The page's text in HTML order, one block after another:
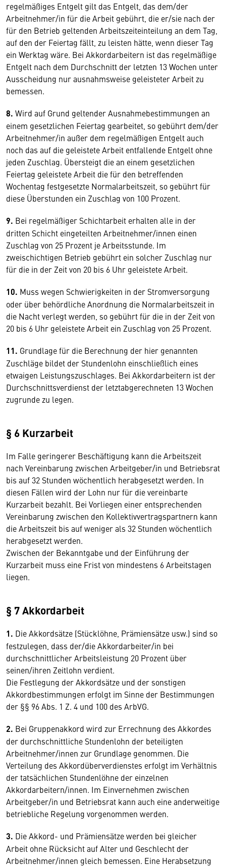
regelmäßiges Entgelt gilt das Entgelt, das dem/der
Arbeitnehmer/in für die Arbeit gebührt, die er/sie nach der
für den Betrieb geltenden Arbeitszeiteinteilung an dem Tag,
auf den der Feiertag fällt, zu leisten hätte, wenn dieser Tag
ein Werktag wäre. Bei Akkordarbeitern ist das regelmäßige
Entgelt nach dem Durchschnitt der letzten 13 Wochen unter
Ausscheidung nur ausnahmsweise geleisteter Arbeit zu
bemessen.
8. Wird auf Grund geltender Ausnahmebestimmungen an
einem gesetzlichen Feiertag gearbeitet, so gebührt dem/der
Arbeitnehmer/in außer dem regelmäßigen Entgelt auch
noch das auf die geleistete Arbeit entfallende Entgelt ohne
jeden Zuschlag. Übersteigt die an einem gesetzlichen
Feiertag geleistete Arbeit die für den betreffenden
Wochentag festgesetzte Normalarbeitszeit, so gebührt für
diese Überstunden ein Zuschlag von 100 Prozent.
9. Bei regelmäßiger Schichtarbeit erhalten alle in der
dritten Schicht eingeteilten Arbeitnehmer/innen einen
Zuschlag von 25 Prozent je Arbeitsstunde. Im
zweischichtigen Betrieb gebührt ein solcher Zuschlag nur
für die in der Zeit von 20 bis 6 Uhr geleistete Arbeit.
10. Muss wegen Schwierigkeiten in der Stromversorgung
oder über behördliche Anordnung die Normalarbeitszeit in
die Nacht verlegt werden, so gebührt für die in der Zeit von
20 bis 6 Uhr geleistete Arbeit ein Zuschlag von 25 Prozent.
11. Grundlage für die Berechnung der hier genannten
Zuschläge bildet der Stundenlohn einschließlich eines
etwaigen Leistungszuschlages. Bei Akkordarbeitern ist der
Durchschnittsverdienst der letztabgerechneten 13 Wochen
zugrunde zu legen.
§ 6 Kurzarbeit
Im Falle geringerer Beschäftigung kann die Arbeitszeit
nach Vereinbarung zwischen Arbeitgeber/in und Betriebsrat
bis auf 32 Stunden wöchentlich herabgesetzt werden. In
diesen Fällen wird der Lohn nur für die vereinbarte
Kurzarbeit bezahlt. Bei Vorliegen einer entsprechenden
Vereinbarung zwischen den Kollektivvertragspartnern kann
die Arbeitszeit bis auf weniger als 32 Stunden wöchentlich
herabgesetzt werden.
Zwischen der Bekanntgabe und der Einführung der
Kurzarbeit muss eine Frist von mindestens 6 Arbeitstagen
liegen.
§ 7 Akkordarbeit
1. Die Akkordsätze (Stücklöhne, Prämiensätze usw.) sind so
festzulegen, dass der/die Akkordarbeiter/in bei
durchschnittlicher Arbeitsleistung 20 Prozent über
seinen/ihren Zeitlohn verdient.
Die Festlegung der Akkordsätze und der sonstigen
Akkordbestimmungen erfolgt im Sinne der Bestimmungen
der §§ 96 Abs. 1 Z. 4 und 100 des ArbVG.
2. Bei Gruppenakkord wird zur Errechnung des Akkordes
der durchschnittliche Stundenlohn der beteiligten
Arbeitnehmer/innen zur Grundlage genommen. Die
Verteilung des Akkordüberverdienstes erfolgt im Verhältnis
der tatsächlichen Stundenlöhne der einzelnen
Akkordarbeitern/innen. Im Einvernehmen zwischen
Arbeitgeber/in und Betriebsrat kann auch eine anderweitige
betriebliche Regelung vorgenommen werden.
3. Die Akkord- und Prämiensätze werden bei gleicher
Arbeit ohne Rücksicht auf Alter und Geschlecht der
Arbeitnehmer/innen gleich bemessen. Eine Herabsetzung